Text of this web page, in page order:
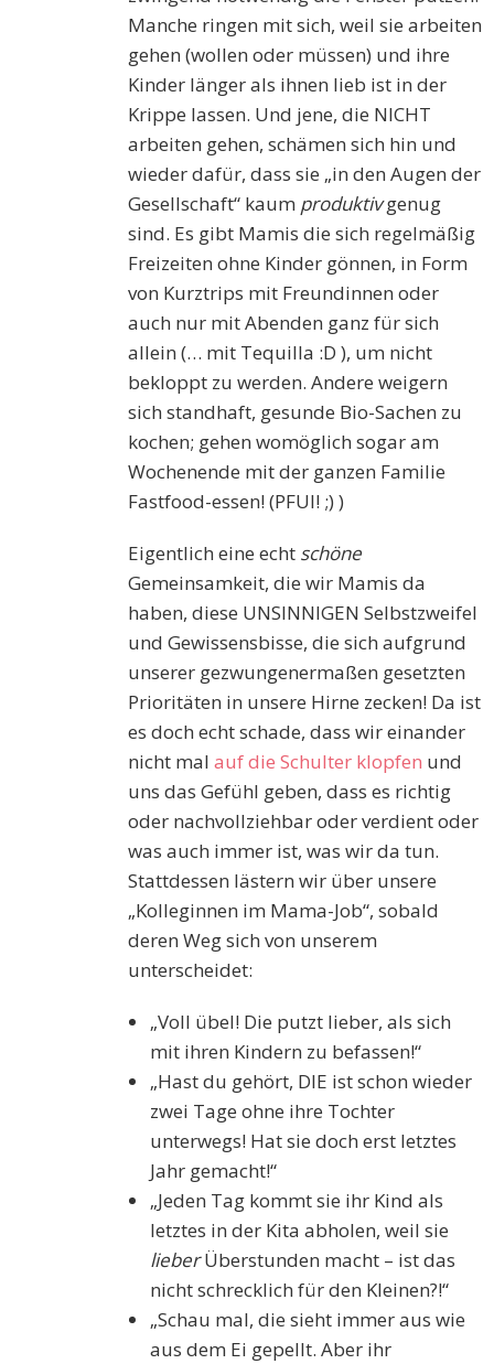
Manche ringen mit sich, weil sie arbeiten
gehen (wollen oder müssen) und ihre
Kinder länger als ihnen lieb ist in der
Krippe lassen. Und jene, die NICHT
arbeiten gehen, schämen sich hin und
wieder dafür, dass sie „in den Augen der
Gesellschaft“ kaum produktivgenug
sind. Es gibt Mamis die sich regelmäßig
Freizeiten ohne Kinder gönnen, in Form
von Kurztrips mit Freundinnen oder
auch nur mit Abenden ganz für sich
allein (… mit Tequilla :D ), um nicht
bekloppt zu werden. Andere weigern
sich standhaft, gesunde Bio-Sachen zu
kochen; gehen womöglich sogar am
Wochenende mit der ganzen Familie
Fastfood-essen! (PFUI! ;) )
Eigentlich eine echt schöne
Gemeinsamkeit, die wir Mamis da
haben, diese UNSINNIGEN Selbstzweifel
und Gewissensbisse, die sich aufgrund
unserer gezwungenermaßen gesetzten
Prioritäten in unsere Hirne zecken! Da ist
es doch echt schade, dass wir einander
nicht malauf die Schulter klopfen und
uns das Gefühl geben, dass es richtig
oder nachvollziehbar oder verdient oder
was auch immer ist, was wir da tun.
Stattdessen lästern wir über unsere
„Kolleginnen im Mama-Job“, sobald
deren Weg sich von unserem
unterscheidet:
„Voll übel! Die putzt lieber, als sich
mit ihren Kindern zu befassen!“
„Hast du gehört, DIE ist schon wieder
zwei Tage ohne ihre Tochter
unterwegs! Hat sie doch erst letztes
Jahr gemacht!“
„Jeden Tag kommt sie ihr Kind als
letztes in der Kita abholen, weil sie
lieberÜberstunden macht – ist das
nicht schrecklich für den Kleinen?!“
„Schau mal, die sieht immer aus wie
aus dem Ei gepellt. Aber ihr